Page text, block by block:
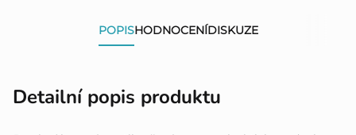
POPISHODNOCENÍDISKUZE
Detailní popis produktu